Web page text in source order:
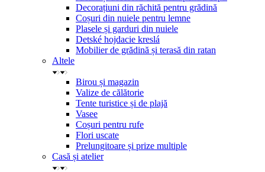
Decorațiuni din răchită pentru grădină
Coșuri din nuiele pentru lemne
Plasele și garduri din nuiele
Detské hojdacie kreslá
Mobilier de grădină și terasă din ratan
Altele
Birou și magazin
Valize de călătorie
Tente turistice și de plajă
Vasee
Coșuri pentru rufe
Flori uscate
Prelungitoare și prize multiple
Casă și atelier